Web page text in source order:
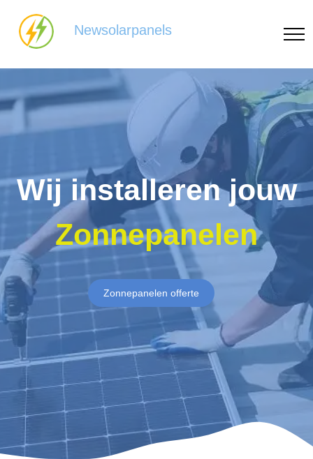
Newsolarpanels
Wij installeren jouw
Zonnepanelen
Zonnepanelen offerte